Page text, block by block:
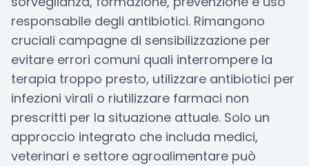
responsabile degli antibiotici. Rimangono
cruciali campagne di sensibilizzazione per
evitare errori comuni quali interrompere la
terapia troppo presto, utilizzare antibiotici per
infezioni virali o riutilizzare farmaci non
prescritti per la situazione attuale. Solo un
approccio integrato che includa medici,
veterinari e settore agroalimentare può